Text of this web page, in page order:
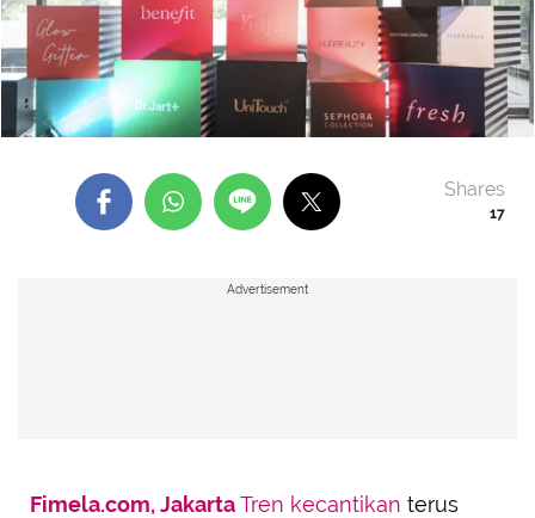
17
Shares
Advertisement
Fimela.com, JakartaTren kecantikan terus